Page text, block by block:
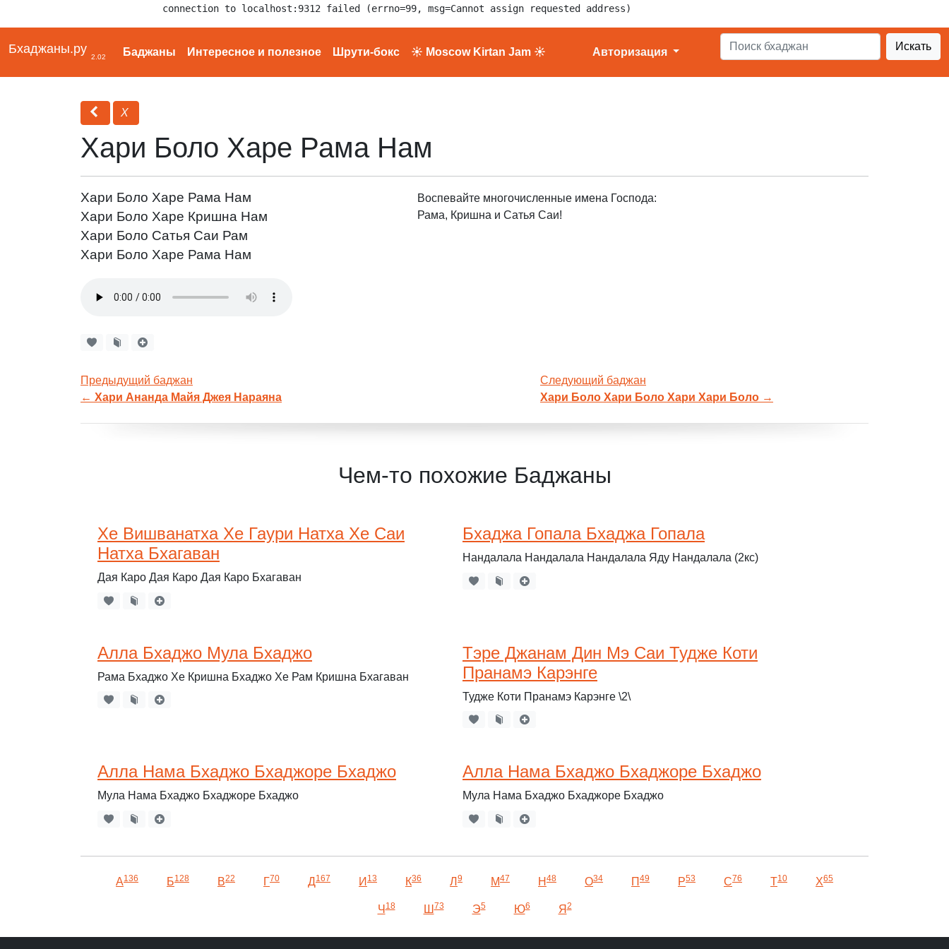
connection to localhost:9312 failed (errno=99, msg=Cannot assign requested address)
Бхаджаны.ру
2.02 Баджаны Интересное и полезное Шрути-бокс ☀ Moscow Kirtan Jam ☀ Авторизация Искать
Х
Хари Боло Харе Рама Нам
Хари Боло Харе Рама Нам
Хари Боло Харе Кришна Нам
Хари Боло Сатья Саи Рам
Хари Боло Харе Рама Нам
Воспевайте многочисленные имена Господа:
Рама, Кришна и Сатья Саи!
Предыдущий баджан
← Хари Ананда Майя Джея Нараяна
Следующий баджан
Хари Боло Хари Боло Хари Хари Боло →
Чем-то похожие Баджаны
Хе Вишванатха Хе Гаури Натха Хе Саи
Натха Бхагаван
Дая Каро Дая Каро Дая Каро Бхагаван
Бхаджа Гопала Бхаджа Гопала
Нандалала Нандалала Нандалала Яду Нандалала (2кс)
Алла Бхаджо Мула Бхаджо
Рама Бхаджо Хе Кришна Бхаджо Хе Рам Кришна Бхагаван
Тэре Джанам Дин Мэ Саи Тудже Коти
Пранамэ Карэнге
Тудже Коти Пранамэ Карэнге \2\
Алла Нама Бхаджо Бхаджоре Бхаджо
Мула Нама Бхаджо Бхаджоре Бхаджо
Алла Нама Бхаджо Бхаджоре Бхаджо
Мула Нама Бхаджо Бхаджоре Бхаджо
А136 Б128 В22 Г70 Д167 И 13 К36 Л 9 М47 Н 48 О34 П 49 Р53 С76 Т10 Х65
Ч18 Ш73 Э5 Ю6 Я2